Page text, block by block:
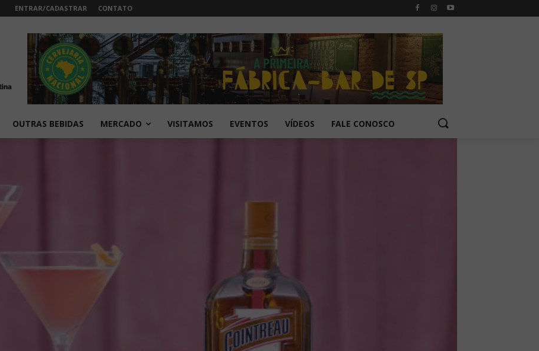
ENTRAR/CADASTRAR CONTATO
OUTRAS BEBIDAS MERCADO VISITAMOS EVENTOS VÍDEOS FALE CONOSCO